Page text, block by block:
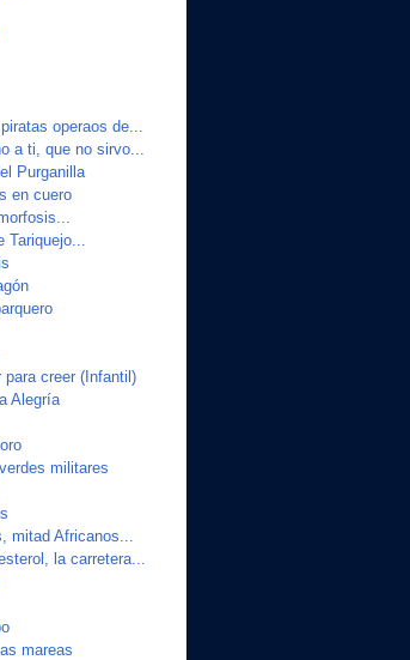
operaos de...
a ti, que no sirvo...
Purganilla
en cuero
Tariquejo...
para creer (Infantil)
Alegría
militares
mitad Africanos...
la carretera...
mareas